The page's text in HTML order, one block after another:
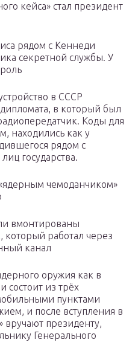
кейса» стал президент
рядом с Кеннеди
секретной службы. У
в СССР
в который был
Коды для
находились как у
рядом с
государства.
чемоданчиком»
вмонтированы
который работал через
канал
оружия как в
состоит из трёх
пунктами
и после вступления в
вручают президенту,
Генерального